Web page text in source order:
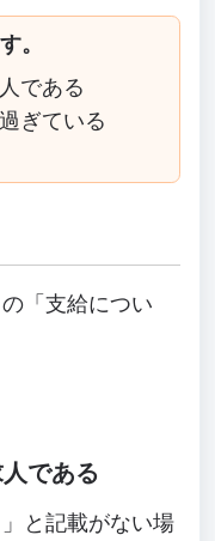
。
である
ぎている
「支給につい
である
と記載がない場